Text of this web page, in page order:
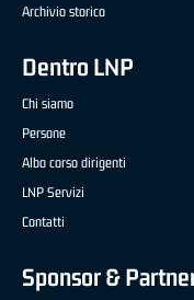
Archivio storico
Dentro LNP
Chi siamo
Persone
Albo corso dirigenti
LNP Servizi
Contatti
Sponsor &